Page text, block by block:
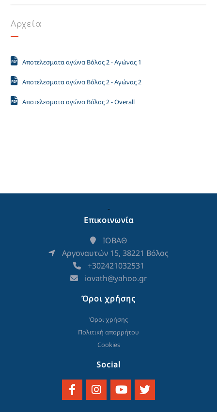
Αρχεία
Αποτελεσματα αγώνα Βόλος 2 - Αγώνας 1
Αποτελεσματα αγώνα Βόλος 2 - Αγώνας 2
Αποτελεσματα αγώνα Βόλος 2 - Overall
-
Επικοινωνία
ΙΟΒΑΘ
Αργοναυτών 15, 38221 Βόλος
+302421032531
iovath@yahoo.gr
Όροι χρήσης
Όροι χρήσης
Πολιτική απορρήτου
Cookies
Social